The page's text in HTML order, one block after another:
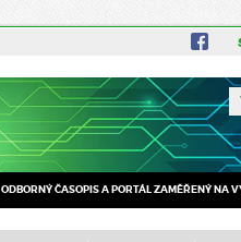
ODBORNÝ ČASOPIS A PORTÁL ZAMĚŘENÝ NA